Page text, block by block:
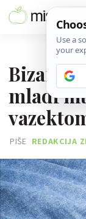
Bizarni
mladi
PIŠE REDAKCIJA